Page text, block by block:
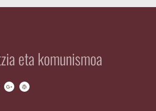
eta komunismoa